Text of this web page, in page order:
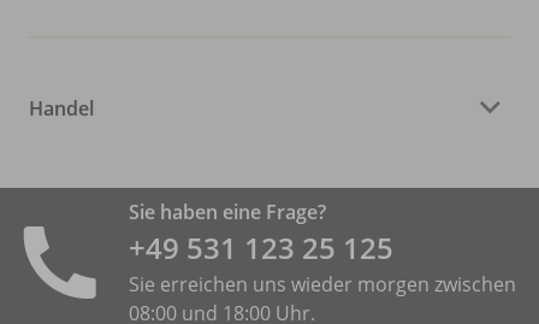
Handel
Sie haben eine Frage?
+49 531 ­123 25 125
Sie erreichen uns wieder morgen zwischen
08:00 und 18:00 Uhr.